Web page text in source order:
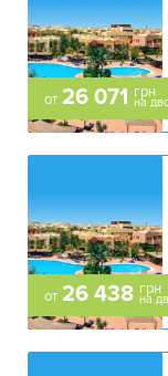
от 26 071 грн
на
от 26 438 грн
на